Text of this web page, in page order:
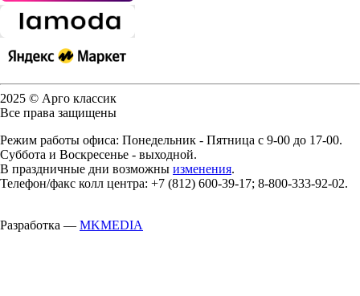
2025 © Арго классик
Все права защищены
Режим работы офиса: Понедельник - Пятница с 9-00 до 17-00.
Суббота и Воскресенье - выходной.
В праздничные дни возможны изменения.
Телефон/факс колл центра: +7 (812) 600-39-17; 8-800-333-92-02.
Разработка — MKMEDIA